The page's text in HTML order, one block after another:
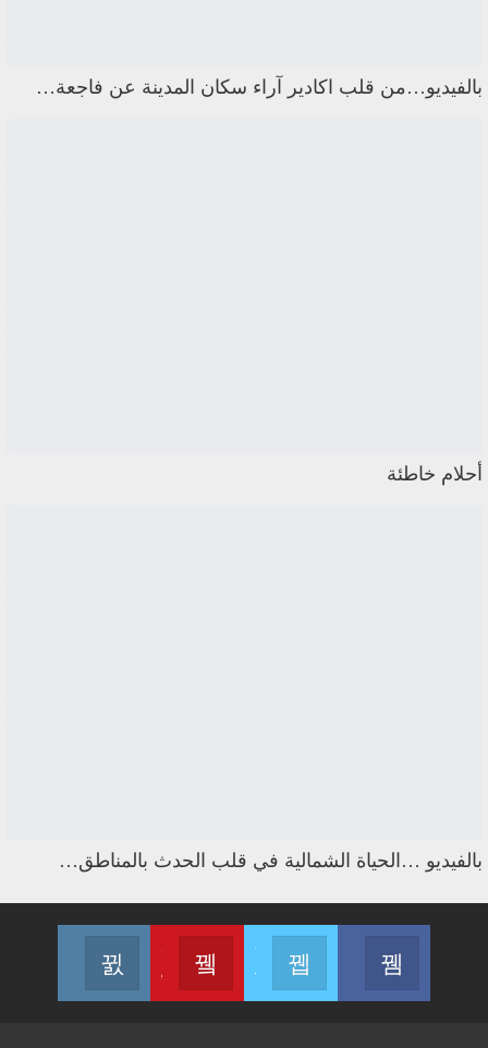
بالفيديو…من قلب اكادير آراء سكان المدينة عن فاجعة…
أحلام خاطئة
بالفيديو …الحياة الشمالية في قلب الحدث بالمناطق…